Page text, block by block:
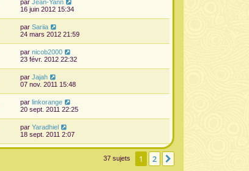
par Jean-Yann
16 juin 2012 15:34
par Sariia
24 mars 2012 21:59
par nicob2000
23 févr. 2012 22:32
par Jajah
07 nov. 2011 15:48
par linkorange
20 sept. 2011 22:25
par Yaradhiel
18 sept. 2011 2:07
37 sujets 1 2